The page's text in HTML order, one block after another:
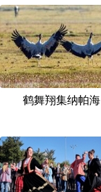
鹤舞翔集纳帕海